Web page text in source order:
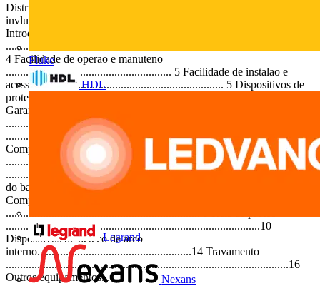
Fluke
HDL
Legrand
Nexans
Distribuio de Mdia Tenso PIX At 24 kV Painel de distribuio em
invlucro metlico Disjuntor a vcuo Contator a vcuo Catlogo ndice
Introduo
...........................................................................................................
4 Facilidade de operao e manuteno
.......................................................... 5 Facilidade de instalao e
acesso ................................................................. 5 Dispositivos de
proteo ................................................................................ 6
Garantia de qualidade -Ambiente
.................................................................. 7 Descrio do produto
........................................................................................ 8
Compartimento do circuito principal
.............................................................. 8 Compartimento de cabos
............................................................................... 9 Compartimento
do barramento ...................................................................... 9
Compartimento de baixa tenso
.................................................................... 9 Rels de proteo
.........................................................................................10
Dispositivos de deteco de arco
interno......................................................14 Travamento
...................................................................................................16
Outros equipamentos...